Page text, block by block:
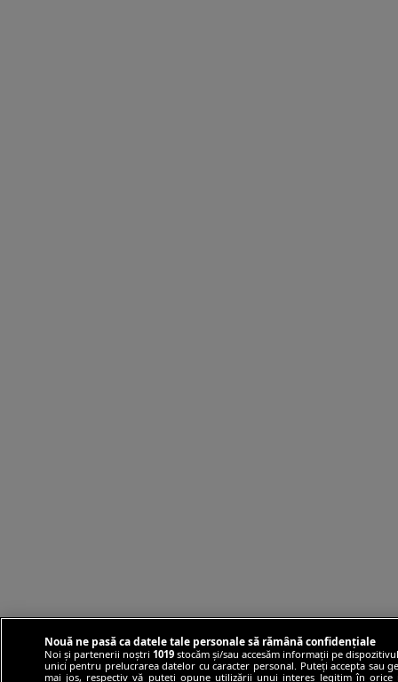
Nouă ne pasă ca datele tale personale să rămână confidențiale
Noi și partenerii noștri 1019stocăm și/sau accesăm informații pe
unici pentru prelucrarea datelor cu caracter personal. Puteți accepta sau
mai jos, respectiv vă puteți opune utilizării unui interes legitim în